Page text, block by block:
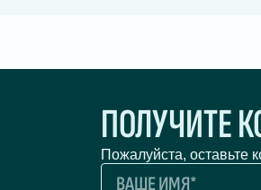
ПОЛУЧИТЕ
Пожалуйста,